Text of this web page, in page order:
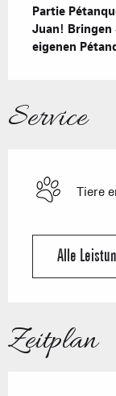
Partie
Juan!
eigenen
Service
Tiere
Alle
Zeitplan